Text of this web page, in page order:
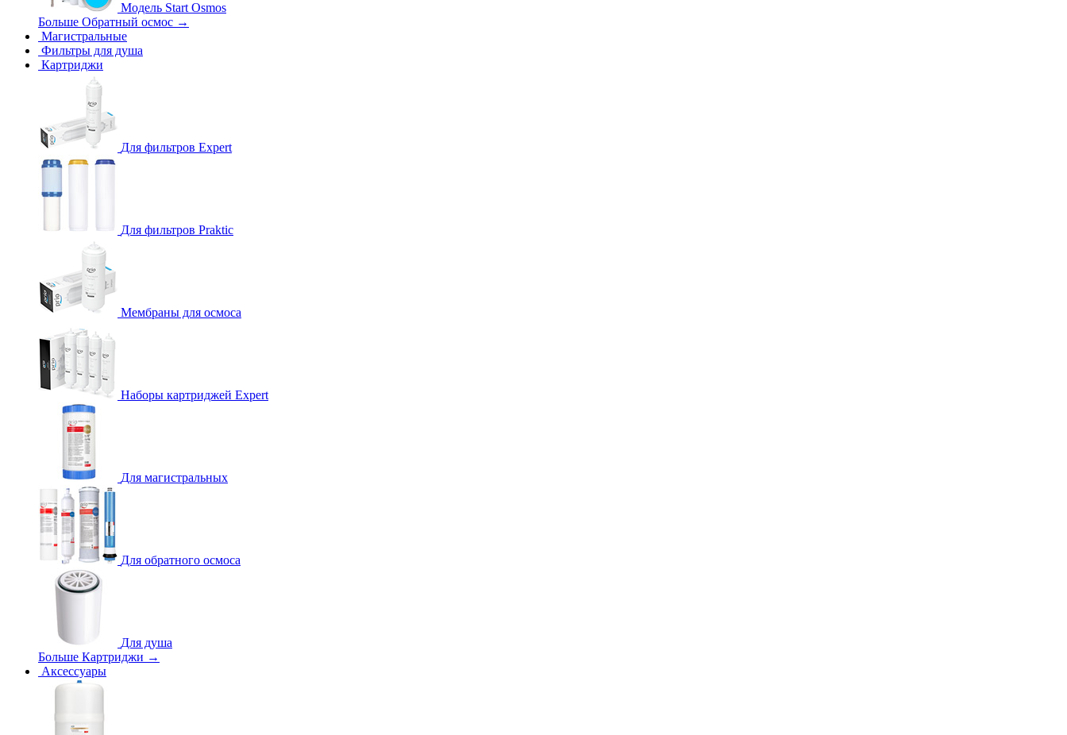
Модель Start Osmos
Больше Обратный осмос →
Магистральные
Фильтры для душа
Картриджи
Для фильтров Expert
Для фильтров Praktic
Мембраны для осмоса
Наборы картриджей Expert
Для магистральных
Для обратного осмоса
Для душа
Больше Картриджи →
Аксессуары